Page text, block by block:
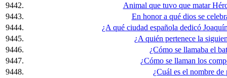
9442.
Animal que tuvo que matar
9443.
En honor a qué dios se
9444.
¿A qué ciudad española dedicó
9445.
¿A quién pertenece la
9446.
¿Cómo se llamaba el
9447.
¿Cómo se llaman los
9448.
¿Cuál es el nombre